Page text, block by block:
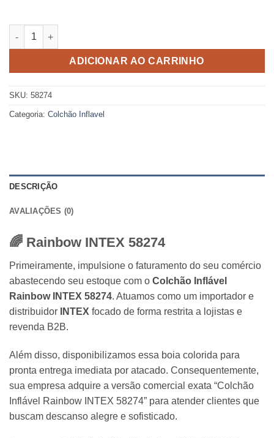
Boia Colchão Rainbow Intex quantidade
ADICIONAR AO CARRINHO
SKU: 58274
Categoria: Colchão Inflavel
DESCRIÇÃO
AVALIAÇÕES (0)
🌈 Rainbow INTEX 58274
Primeiramente, impulsione o faturamento do seu comércio
abastecendo seu estoque com o Colchão Inflável
Rainbow INTEX 58274. Atuamos como um importador e
distribuidor
INTEX focado de forma restrita a lojistas e
revenda B2B.
Além disso, disponibilizamos essa boia colorida para
pronta entrega imediata por atacado. Consequentemente,
sua empresa adquire a versão comercial exata “Colchão
Inflável Rainbow INTEX 58274” para atender clientes que
buscam descanso alegre e sofisticado.